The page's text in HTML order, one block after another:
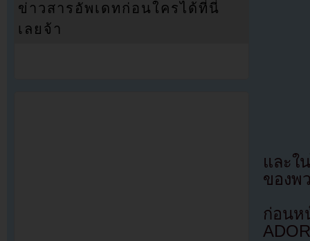
และใ
ของพ
ก่อน
ข่าวสารอัพเดทก่อนใครได้ที่นี่
เลยจ้า